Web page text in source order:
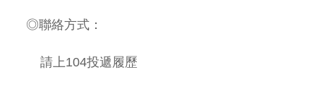
◎聯絡方式：
請上104投遞履歷